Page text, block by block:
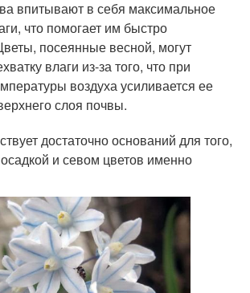
впитывают в себя максимальное
что помогает им быстро
посеянные весной, могут
влаги из-за того, что при
воздуха усиливается ее
слоя почвы.
достаточно оснований для того,
и севом цветов именно